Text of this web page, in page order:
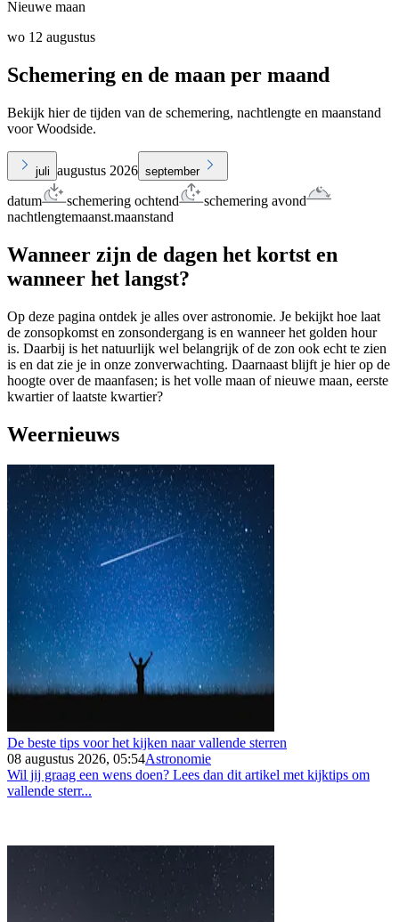
Nieuwe maan
wo 12 augustus
Schemering en de maan per maand
Bekijk hier de tijden van de schemering, nachtlengte en maanstand
voor Woodside.
juli augustus 2026 september
datum schemering ochtend
schemering avond
nachtlengtemaanst.maanstand
Wanneer zijn de dagen het kortst en
wanneer het langst?
Op deze pagina ontdek je alles over astronomie. Je bekijkt hoe laat
de zonsopkomst en zonsondergang is en wanneer het golden hour
is. Daarbij is het natuurlijk wel belangrijk of de zon ook echt te zien
is en dat zie je in onze zonverwachting. Daarnaast blijft je hier op de
hoogte over de maanfasen; is het volle maan of nieuwe maan, eerste
kwartier of laatste kwartier?
Weernieuws
De beste tips voor het kijken naar vallende sterren
08 augustus 2026, 05:54Astronomie
Wil jij graag een wens doen? Lees dan dit artikel met kijktips om
vallende sterr...